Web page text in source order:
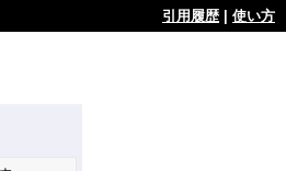
引用履歴
使い方